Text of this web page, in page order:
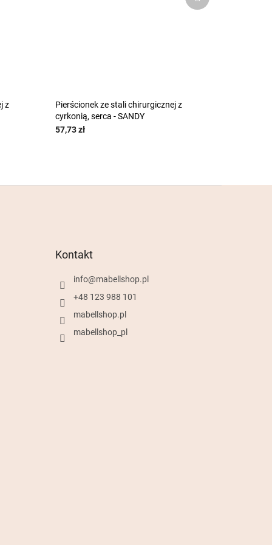
z
Pierścionek ze stali chirurgicznej z
cyrkonią, serca - SANDY
57,73 zł
Kontakt
info@mabellshop.pl
+48 123 988 101
mabellshop.pl
mabellshop_pl